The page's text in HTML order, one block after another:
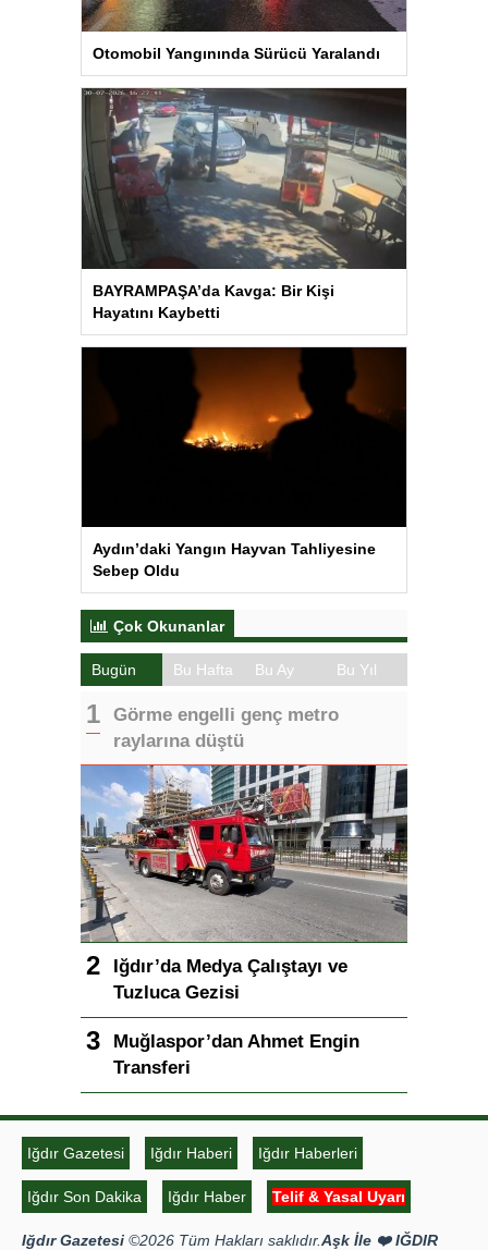
Otomobil Yangınında Sürücü Yaralandı
BAYRAMPAŞA’da Kavga: Bir Kişi
Hayatını Kaybetti
Aydın’daki Yangın Hayvan Tahliyesine
Sebep Oldu
Çok Okunanlar
Bugün Bu Hafta Bu Ay Bu Yıl
Görme engelli genç metro
raylarına düştü
Iğdır’da Medya Çalıştayı ve
Tuzluca Gezisi
Muğlaspor’dan Ahmet Engin
Transferi
Iğdır Gazetesi Iğdır Haberi Iğdır Haberleri
Iğdır Son Dakika Iğdır Haber Telif & Yasal Uyarı
Iğdır Gazetesi ©2026 Tüm Hakları saklıdır.Aşk İle ❤️ IĞDIR